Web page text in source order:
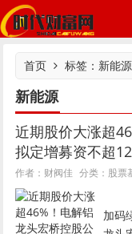
时代财富网
首页 标签：新能源
新能源
近期股价大涨超
拟定增募资不超
作者：财阀佳 分类： 股票
【
加码